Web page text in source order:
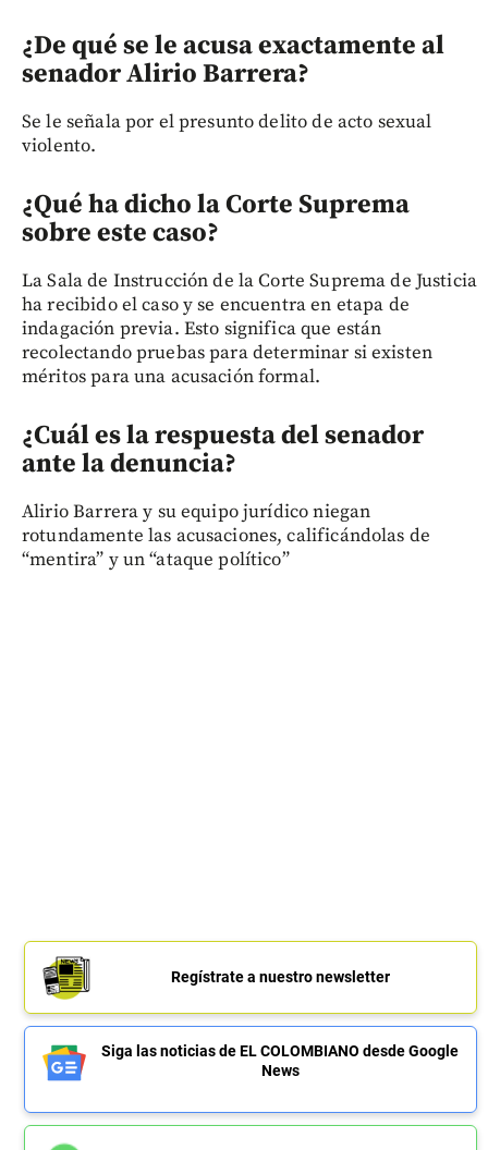
¿De qué se le acusa exactamente al
senador Alirio Barrera?
Se le señala por el presunto delito de acto sexual
violento.
¿Qué ha dicho la Corte Suprema
sobre este caso?
La Sala de Instrucción de la Corte Suprema de Justicia
ha recibido el caso y se encuentra en etapa de
indagación previa. Esto significa que están
recolectando pruebas para determinar si existen
méritos para una acusación formal.
¿Cuál es la respuesta del senador
ante la denuncia?
Alirio Barrera y su equipo jurídico niegan
rotundamente las acusaciones, calificándolas de
“mentira” y un “ataque político”
Regístrate a nuestro newsletter
Siga las noticias de EL COLOMBIANO desde Google
News